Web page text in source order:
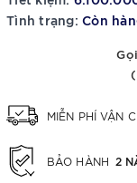
Tình trạng: Còn
MIỄN PHÍ VẬN
BẢO HÀNH 2